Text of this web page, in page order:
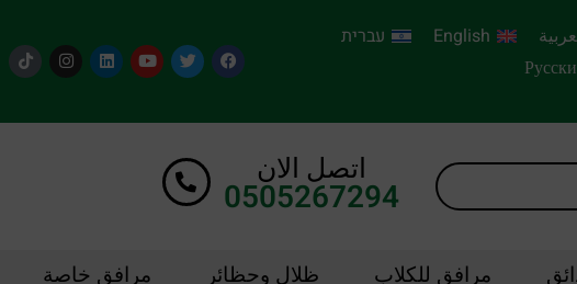
English
עברית
اتصل الان
0505267294
مرافق للكلاب ظلال وحظائر مرافق خاصة